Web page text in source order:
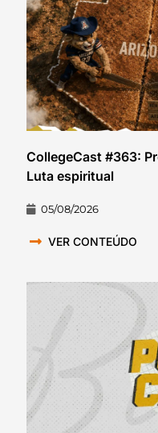
CollegeCast #363:
Luta espiritual
05/08/2026
VER CONTEÚDO